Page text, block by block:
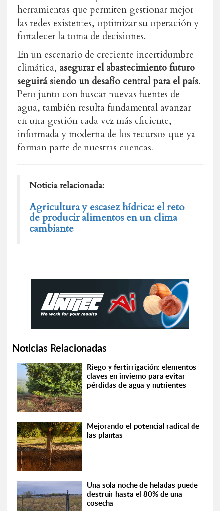
herramientas que permiten gestionar mejor
las redes existentes, optimizar su operación y
fortalecer la toma de decisiones.
En un escenario de creciente incertidumbre
climática, asegurar el abastecimiento futuro
seguirá siendo un desafío central para el país.
Pero junto con buscar nuevas fuentes de
agua, también resulta fundamental avanzar
en una gestión cada vez más eficiente,
informada y moderna de los recursos que ya
forman parte de nuestras cuencas.
Noticia relacionada:
Agricultura y escasez hídrica: el reto
de producir alimentos en un clima
cambiante
Noticias Relacionadas
Riego y fertirrigación: elementos
claves en invierno para evitar
pérdidas de agua y nutrientes
Mejorando el potencial radical de
las plantas
Una sola noche de heladas puede
destruir hasta el 80% de una
cosecha